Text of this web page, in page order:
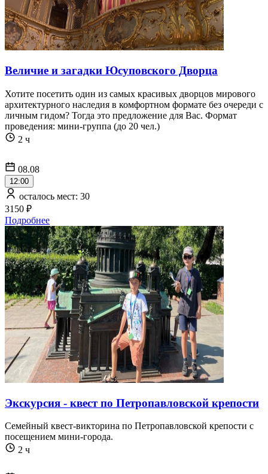
Величие и загадки Юсуповского Дворца
Хотите посетить один из самых красивых дворцов мирового
архитектурного наследия в комфортном формате без очереди с
личным гидом? Тогда это предложение для Вас. Формат
проведения: мини-группа (до 20 чел.)
2 ч
08.08
12:00
осталось мест: 30
3150 ₽
Подробнее
Экскурсия - квест по Петропавловской крепости
Семейный квест-викторина по Петропавловской крепости с
посещением мини-города.
2 ч